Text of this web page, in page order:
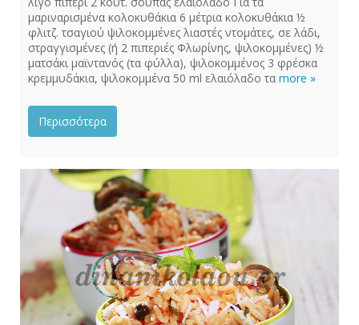
μαριναρισμένα κολοκυθάκια 6 μέτρια κολοκυθάκια ½
φλιτζ. τσαγιού ψιλοκομμένες λιαστές ντομάτες, σε λάδι,
στραγγισμένες (ή 2 πιπεριές Φλωρίνης, ψιλοκομμένες) ½
ματσάκι μαϊντανός (τα φύλλα), ψιλοκομμένος 3 φρέσκα
κρεμμυδάκια, ψιλοκομμένα 50 ml ελαιόλαδο τα more »
Περισσότερα